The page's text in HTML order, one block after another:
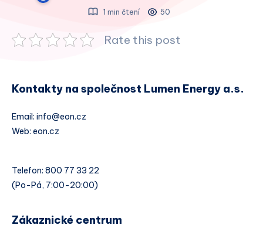
1 min čtení
50
Rate this post
Kontakty na společnost Lumen Energy a.s.
Email: info@eon.cz
Web: eon.cz
Telefon: 800 77 33 22
(Po-Pá, 7:00-20:00)
Zákaznické centrum